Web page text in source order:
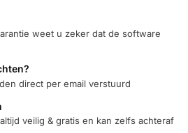
weet u zeker dat de software
direct per email verstuurd
veilig & gratis en kan zelfs achteraf